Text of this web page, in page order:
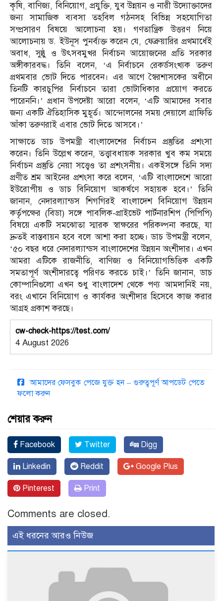
কৃষি, বাণিজ্য, বিনিয়োগ, প্রযুক্তি, যুব উন্নয়ন ও নারী উদ্যোক্তাদের
জন্য সামাজিক ব্যবসা তহবিল গঠনসহ বিভিন্ন সহযোগিতা
সম্প্রসারণ বিষয়ে আলোচনা হয়। গণতান্ত্রিক উত্তরণ নিয়ে
আলোচনায় ড. ইউনূস পুনর্ব্যক্ত করেন যে, ফেব্রুয়ারির প্রথমার্ধেই
অবাধ, সুষ্ঠু ও উৎসবমুখর নির্বাচন আয়োজনের প্রতি সরকার
অঙ্গীকারবদ্ধ। তিনি বলেন, ‘এ নির্বাচনে রেকর্ডসংখ্যক তরুণ
প্রথমবার ভোট দিতে পারবেন। এর আগে স্বৈরশাসকের অধীনে
তিনটি কারচুপির নির্বাচনে তারা ভোটাধিকার প্রয়োগ করতে
পারেননি।’ প্রধান উপদেষ্টা আরো বলেন, ‘এটি আমাদের সবার
জন্য একটি ঐতিহাসিক মুহূর্ত। আন্দোলনের সময় দেয়ালে গ্রাফিতি
আঁকা তরুণরাই এবার ভোট দিতে আসবে।’
সাক্ষাতে ডাচ উপমন্ত্রী বাংলাদেশের নির্বাচন প্রস্তুতির প্রশংসা
করেন। তিনি উল্লেখ করেন, তত্ত্বাবধায়ক সরকার খুব কম সময়ে
নির্বাচন প্রস্তুতি নেয়া সত্ত্বেও তা প্রশংসনীয়। একইসঙ্গে তিনি সদ্য
প্রণীত শ্রম আইনের প্রশংসা করে বলেন, ‘এটি বাংলাদেশে আরো
ইউরোপীয় ও ডাচ বিনিয়োগ আকর্ষণে সহায়ক হবে।’ তিনি
জানান, নেদারল্যান্ডস শিগগিরই বাংলাদেশ বিনিয়োগ উন্নয়ন
কর্তৃপক্ষের (বিডা) সঙ্গে পাবলিক-প্রাইভেট পার্টনারশিপ (পিপিপি)
বিষয়ে একটি সমঝোতা স্মারক স্বাক্ষরের পরিকল্পনা করছে, যা
দ্রুতই বাস্তবায়ন হবে বলে আশা করা হচ্ছে। ডাচ উপমন্ত্রী বলেন,
‘৫০ বছর ধরে নেদারল্যান্ডস বাংলাদেশের উন্নয়ন অংশীদার। এখন
আমরা এটিকে রাজনীতি, বাণিজ্য ও বিনিয়োগভিত্তিক একটি
সমতাপূর্ণ অংশীদারত্বে পরিণত করতে চাই।’ তিনি জানান, ডাচ
কোম্পানিগুলো এখন শুধু বাংলাদেশ থেকে পণ্য আমদানিই নয়,
বরং এখানে বিনিয়োগ ও কার্যকর অংশীদার হিসেবে কাজ করার
আগ্রহ প্রকাশ করছে।
cw-check-https://test.com/
4 August 2026
আমাদের ফেসবুক পেজে যুক্ত হন – গুরুত্বপূর্ণ আপডেট পেতে
ফলো করুন
শেয়ার করুন
Facebook Twitter Digg
Linkedin Reddit Google Plus
Pinterest Print
Comments are closed.
এই ধরনের আরও নিউজ